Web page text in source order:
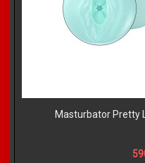
Masturbator Pretty